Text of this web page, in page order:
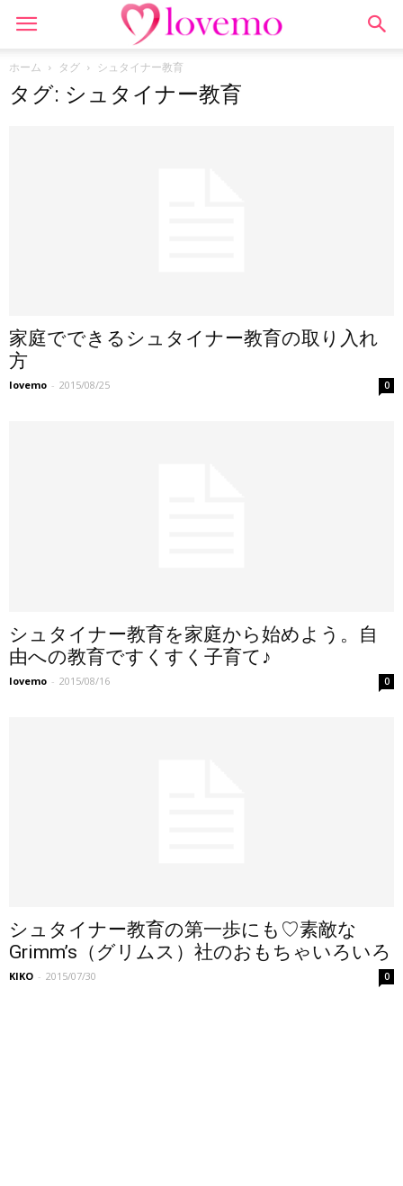
ホーム タグ シュタイナー教育
タグ: シュタイナー教育
家庭でできるシュタイナー教育の取り入れ
方
lovemo - 2015/08/25 0
シュタイナー教育を家庭から始めよう。自
由への教育ですくすく子育て♪
lovemo - 2015/08/16 0
シュタイナー教育の第一歩にも♡素敵な
Grimm’s（グリムス）社のおもちゃいろいろ
KIKO - 2015/07/30 0